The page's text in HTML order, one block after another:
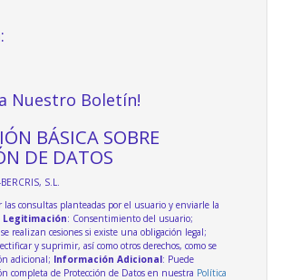
Nuestro Boletín!
BÁSICA SOBRE
DE DATOS
S.L.
las consultas planteadas por el usuario y enviarle la
Legitimación: Consentimiento del usuario;
realizan cesiones si existe una obligación legal;
y suprimir, así como otros derechos, como se
adicional; Información Adicional: Puede
completa de Protección de Datos en nuestra Política